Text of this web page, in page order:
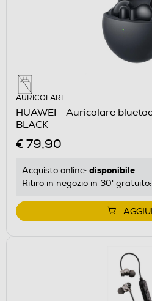
AURICOLARI
HUAWEI - Auricolare
BLACK
€ 79,90
Acquisto online: disponibile
Ritiro in negozio in 30' gratuito: